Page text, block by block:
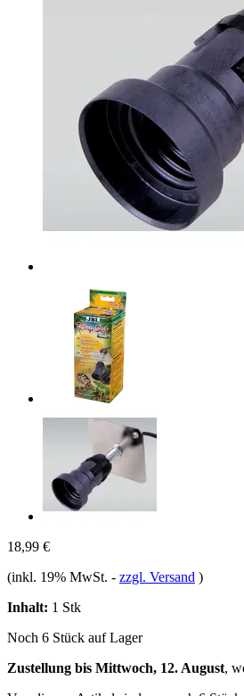
18,99 €
(inkl. 19% MwSt. - zzgl. Versand )
Inhalt: 1 Stk
Noch 6 Stück auf Lager
Zustellung bis Mittwoch, 12. August,